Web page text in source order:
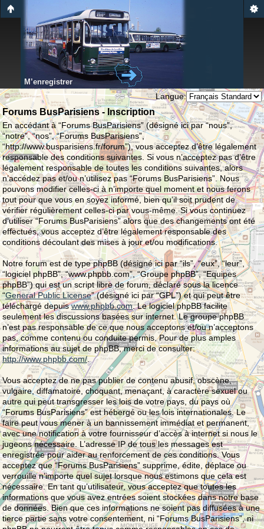
M’enregistrer
Langue:
Forums BusParisiens - Inscription
En accédant à “Forums BusParisiens” (désigné ici par “nous”,
“notre”, “nos”, “Forums BusParisiens”,
“http://www.busparisiens.fr/forum”), vous acceptez d’être légalement
responsable des conditions suivantes. Si vous n’acceptez pas d’être
légalement responsable de toutes les conditions suivantes, alors
n’accédez pas et/ou n’utilisez pas “Forums BusParisiens”. Nous
pouvons modifier celles-ci à n’importe quel moment et nous ferons
tout pour que vous en soyez informé, bien qu’il soit prudent de
vérifier régulièrement celles-ci par vous-même. Si vous continuez
d’utiliser “Forums BusParisiens” alors que des changements ont été
effectués, vous acceptez d’être légalement responsable des
conditions découlant des mises à jour et/ou modifications.
Notre forum est de type phpBB (désigné ici par “ils”, “eux”, “leur”,
“logiciel phpBB”, “www.phpbb.com”, “Groupe phpBB”, “Equipes
phpBB”) qui est un script libre de forum, déclaré sous la licence
“General Public License” (désigné ici par “GPL”) et qui peut être
téléchargé depuiswww.phpbb.com. Le logiciel phpBB facilite
seulement les discussions basées sur internet. Le groupe phpBB
n’est pas responsable de ce que nous acceptons et/ou n’acceptons
pas, comme contenu ou conduite permis. Pour de plus amples
informations au sujet de phpBB, merci de consulter:
http://www.phpbb.com/.
Vous acceptez de ne pas publier de contenu abusif, obscène,
vulgaire, diffamatoire, choquant, menaçant, à caractère sexuel ou
autre qui peut transgresser les lois de votre pays, du pays où
“Forums BusParisiens” est hébergé ou les lois internationales. Le
faire peut vous mener à un bannissement immédiat et permanent,
avec une notification à votre fournisseur d’accès à internet si nous le
jugeons nécessaire. L’adresse IP de tous les messages est
enregistrée pour aider au renforcement de ces conditions. Vous
acceptez que “Forums BusParisiens” supprime, édite, déplace ou
verrouille n’importe quel sujet lorsque nous estimons que cela est
nécessaire. En tant qu’utilisateur, vous acceptez que toutes les
informations que vous avez entrées soient stockées dans notre base
de données. Bien que ces informations ne soient pas diffusées à une
tierce partie sans votre consentement, ni “Forums BusParisiens”, ni